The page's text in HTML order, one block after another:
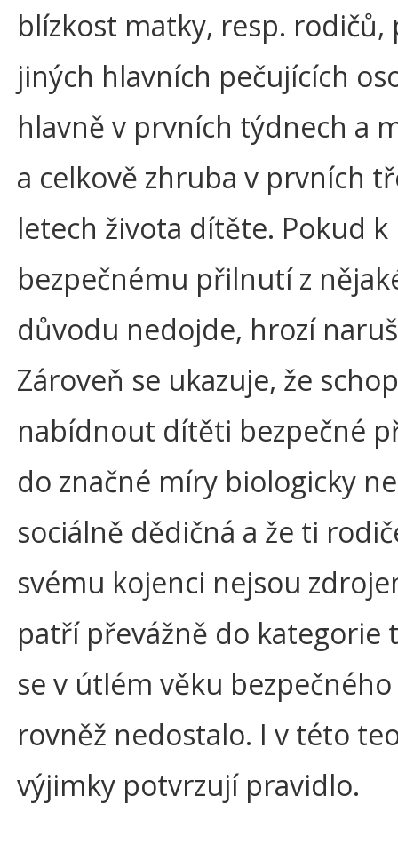
blízkost matky, resp. rodičů,
jiných hlavních pečujících
hlavně v prvních týdnech a
a celkově zhruba v prvních
letech života dítěte. Pokud k
bezpečnému přilnutí z
důvodu nedojde, hrozí
Zároveň se ukazuje, že
nabídnout dítěti bezpečné
do značné míry biologicky
sociálně dědičná a že ti
svému kojenci nejsou
patří převážně do kategorie
se v útlém věku
rovněž nedostalo. I v této
výjimky potvrzují pravidlo.